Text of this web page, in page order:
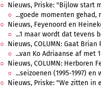
Nieuws, Priske: "Bijlow start
...goede momenten gehad,
Nieuws, Feyenoord en
...1 maar wordt dat tevens
Nieuws, COLUMN: Gaat
...van Ko Adriaanse af met
Nieuws, COLUMN: Herboren
...seizoenen (1995-1997) en
Nieuws, Priske: "We zitten in